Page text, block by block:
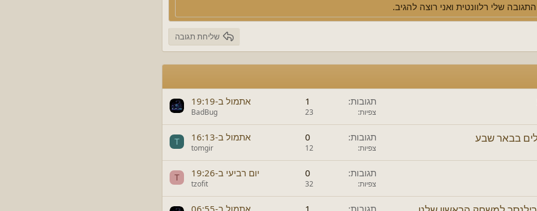
שלי רלוונטית ואני רוצה להגיב.
שליחת תגובה
תגובות 1
צפיות 23
אתמול ב-19:19
BadBug
תגובות 0
צפיות 12
אתמול ב-16:13
tomgir
T
תגובות 0
צפיות 32
יום רביעי ב-19:26
tzofit
T
תגובות 1 אתמול ב-06:55